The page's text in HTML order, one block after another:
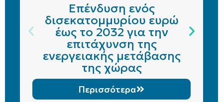
Επένδυση ενός
δισεκατομμυρίου ευρώ
έως το 2032 για την
επιτάχυνση της
ενεργειακής μετάβασης
της χώρας
Περισσότερα